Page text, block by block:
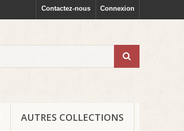
Connexion
Contactez-nous
AUTRES COLLECTIONS